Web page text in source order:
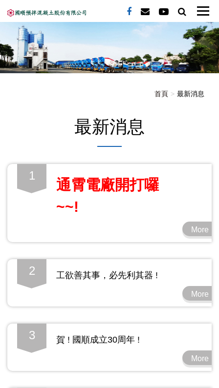
首頁 最新消息
最新消息
1
通霄電廠開打囉
~~!
More
2 工欲善其事，必先利其器 !
More
3 賀 ! 國順成立30周年 !
More